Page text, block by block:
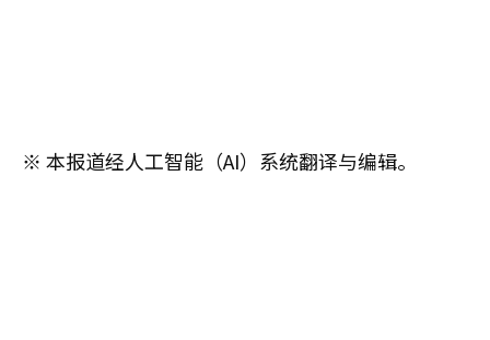
※ 本报道经人工智能（AI）系统翻译与编辑。